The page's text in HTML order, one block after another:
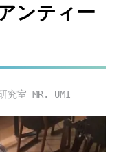
ンティー
究室 MR. UMI